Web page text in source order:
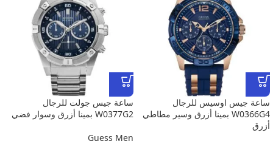
ساعة جيس اوسيس للرجال
W0366G4 بمينا أزرق وسير مطاطي
أزرق
ساعة جيس جولت للرجال
W0377G2 بمينا أزرق وسوار فضي
Guess Men